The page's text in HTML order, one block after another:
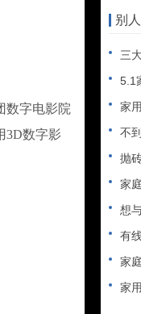
字电影院
3D数字影
别
三
5.1
家
不到
抛
家
想与
有
家
家